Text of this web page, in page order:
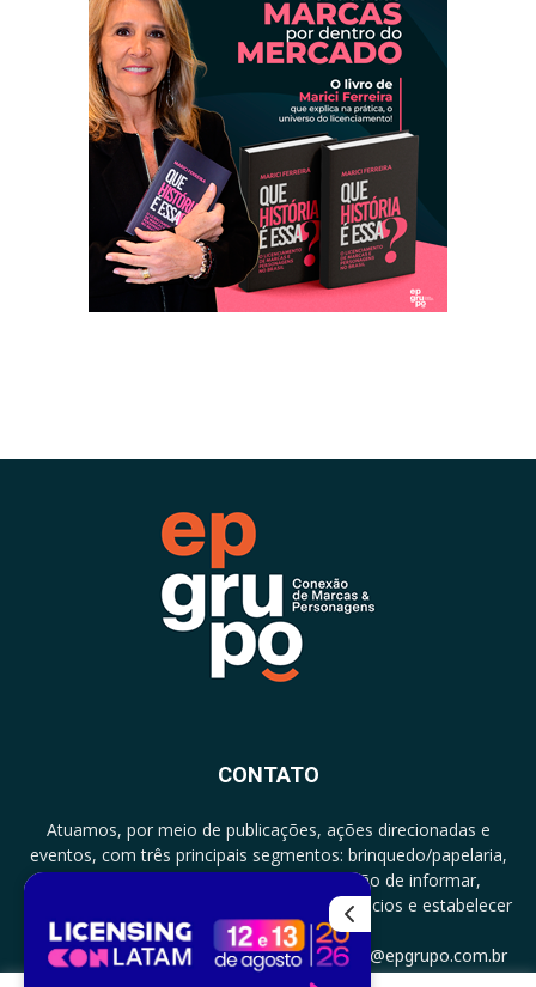
CONTATO
Atuamos, por meio de publicações, ações direcionadas e
eventos, com três principais segmentos: brinquedo/papelaria,
licenciamento e zero a três com a missão de informar,
documentar, proporcionar encontro de negócios e estabelecer
parcerias.
CONTATO: +5511994513097 - atendimento@epgrupo.com.br